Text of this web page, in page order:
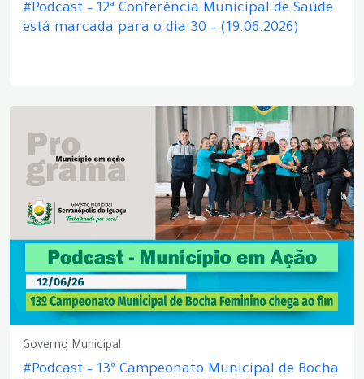
#Podcast – 12ª Conferência Municipal de Saúde
está marcada para o dia 30 – (19.06.2026)
Governo Municipal
#Podcast – 13º Campeonato Municipal de Bocha